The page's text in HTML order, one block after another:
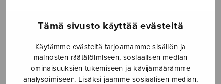
Tämä sivusto käyttää evästeitä
Käytämme evästeitä tarjoamamme sisällön ja
mainosten räätälöimiseen, sosiaalisen median
ominaisuuksien tukemiseen ja kävijämäärämme
analysoimiseen. Lisäksi jaamme sosiaalisen median,
TAPAHTUMAT
ILMOITA TAPAHTUMA